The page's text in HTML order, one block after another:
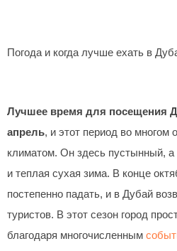
Погода и когда лучше ехать в
Лучшее время для посещения
апрель, и этот период во многом
климатом. Он здесь пустынный,
и теплая сухая зима. В конце
постепенно падать, и в Дубай
туристов. В этот сезон город
благодаря многочисленным